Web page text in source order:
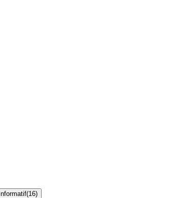
Informatif(16)